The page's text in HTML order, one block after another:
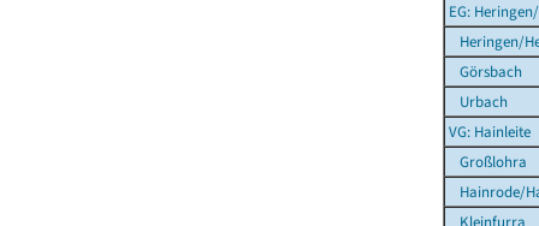
EG:
Heringen/
Görsbach
Urbach
VG: Hainleite
Großlohra
Hainrode/
Kleinfurra